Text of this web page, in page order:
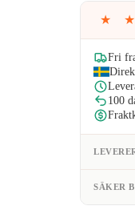
★ ★
Fri
100
SÄKER